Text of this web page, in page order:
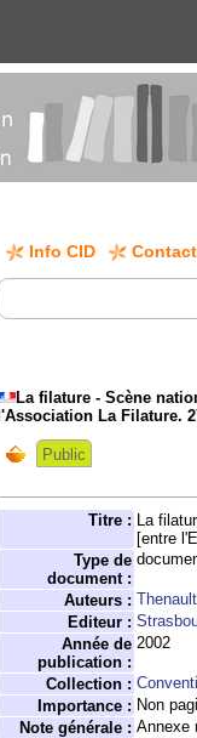
Info CID
La filature - Scène
l'Association La Filature.
Public
Titre : La
[entre
Type de
document :
Auteurs :
Editeur :
Année de
publication :
2002
Collection :
Importance : Non
Note générale : Annexe